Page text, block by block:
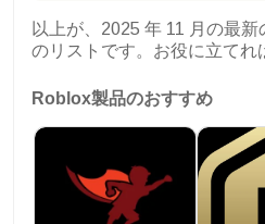
以上が、2025 年 11 月の最
のリストです。お役に立てれ
Roblox製品のおすすめ